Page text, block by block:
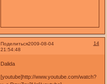
Поделиться 14
2009-08-04
21:54:48
Dalida
[youtube]http://www.youtube.com/watch?